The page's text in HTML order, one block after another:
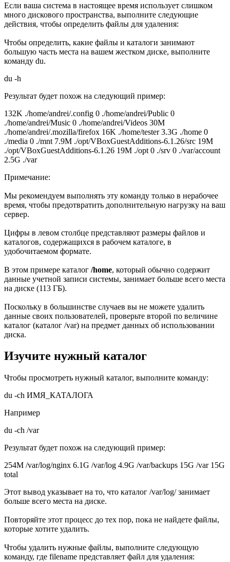
Если ваша система в настоящее время использует слишком
много дискового пространства, выполните следующие
действия, чтобы определить файлы для удаления:
Чтобы определить, какие файлы и каталоги занимают
большую часть места на вашем жестком диске, выполните
команду du.
du -h
Результат будет похож на следующий пример:
132K ./home/andrei/.config 0 ./home/andrei/Public 0
./home/andrei/Music 0 ./home/andrei/Videos 30M
./home/andrei/.mozilla/firefox 16K ./home/tester 3.3G ./home 0
./media 0 ./mnt 7.9M ./opt/VBoxGuestAdditions-6.1.26/src 19M
./opt/VBoxGuestAdditions-6.1.26 19M ./opt 0 ./srv 0 ./var/account
2.5G ./var
Примечание:
Мы рекомендуем выполнять эту команду только в нерабочее
время, чтобы предотвратить дополнительную нагрузку на ваш
сервер.
Цифры в левом столбце представляют размеры файлов и
каталогов, содержащихся в рабочем каталоге, в
удобочитаемом формате.
В этом примере каталог /home, который обычно содержит
данные учетной записи системы, занимает больше всего места
на диске (113 ГБ).
Поскольку в большинстве случаев вы не можете удалить
данные своих пользователей, проверьте второй по величине
каталог (каталог /var) на предмет данных об использовании
диска.
Изучите нужный каталог
Чтобы просмотреть нужный каталог, выполните команду:
du -ch ИМЯ_КАТАЛОГА
Например
du -ch /var
Результат будет похож на следующий пример:
254M /var/log/nginx 6.1G /var/log 4.9G /var/backups 15G /var 15G
total
Этот вывод указывает на то, что каталог /var/log/ занимает
больше всего места на диске.
Повторяйте этот процесс до тех пор, пока не найдете файлы,
которые хотите удалить.
Чтобы удалить нужные файлы, выполните следующую
команду, где filename представляет файл для удаления: